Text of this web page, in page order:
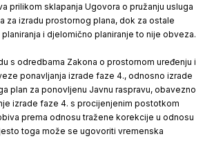
prilikom sklapanja Ugovora o pružanju usluga
za izradu prostornog plana, dok za ostale
i djelomično planiranje to nije obveza.
s odredbama Zakona o prostornom uređenju i
ponavljanja izrade faze 4., odnosno izrade
plan za ponovljenu Javnu raspravu, obavezno
izrade faze 4. s procijenjenim postotkom
prema odnosu tražene korekcije u odnosu
toga može se ugovoriti vremenska